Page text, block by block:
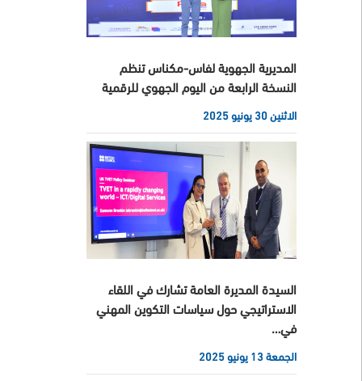
المديرية الجهوية لفاس-مكناس تنظم
النسخة الرابعة من اليوم الجهوي للرقمية
الاثنين 30 يونيو 2025
السيدة المديرة العامة تشارك في اللقاء
الاستراتيجي حول سياسات التكوين المهني
في…
الجمعة 13 يونيو 2025